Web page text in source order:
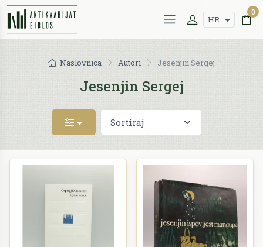
HR
0
Naslovnica Autori Jesenjin Sergej
Jesenjin Sergej